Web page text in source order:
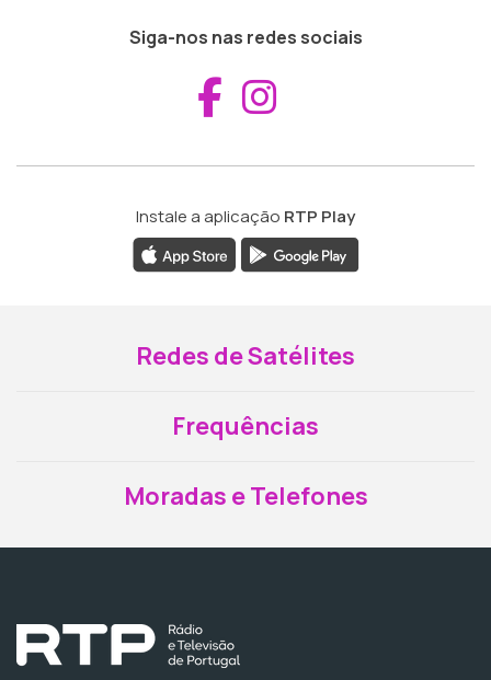
Siga-nos nas redes sociais
Aceder ao
Instale a aplicação RTP Play
Redes de Satélites
Frequências
Moradas e Telefones